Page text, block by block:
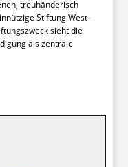
treuhänderisch
Stiftung West-
sieht die
als zentrale